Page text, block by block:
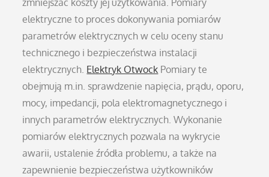
zmniejszać koszty jej użytkowania. Pomiary
elektryczne to proces dokonywania pomiarów
parametrów elektrycznych w celu oceny stanu
technicznego i bezpieczeństwa instalacji
elektrycznych. Elektryk Otwock Pomiary te
obejmują m.in. sprawdzenie napięcia, prądu, oporu,
mocy, impedancji, pola elektromagnetycznego i
innych parametrów elektrycznych. Wykonanie
pomiarów elektrycznych pozwala na wykrycie
awarii, ustalenie źródła problemu, a także na
zapewnienie bezpieczeństwa użytkowników